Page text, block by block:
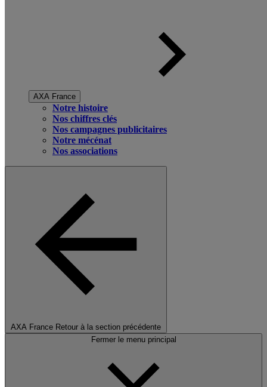
AXA France
Notre histoire
Nos chiffres clés
Nos campagnes publicitaires
Notre mécénat
Nos associations
AXA France Retour à la section précédente
Fermer le menu principal